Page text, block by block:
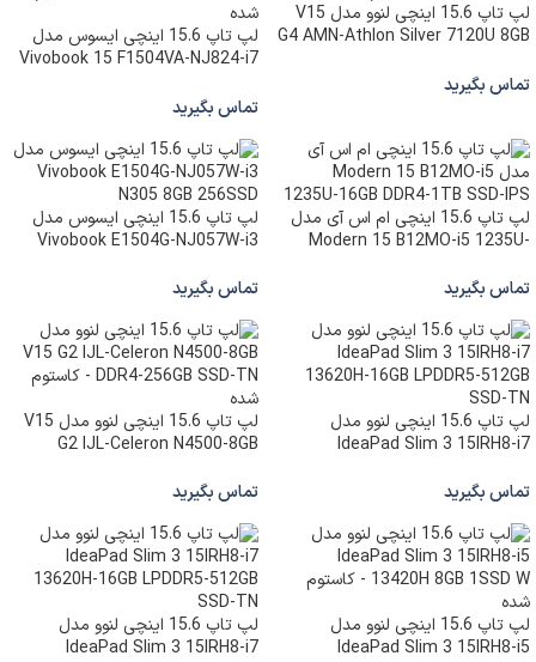
لپ تاپ 15.6 اینچی لنوو مدل V15
G4 AMN-Athlon Silver 7120U 8GB
تماس بگیرید
لپ تاپ 15.6 اینچی ایسوس مدل
Vivobook 15 F1504VA-NJ824-i7
شده
تماس بگیرید
لپ تاپ 15.6 اینچی ام اس آی مدل
Modern 15 B12MO-i5 1235U-
تماس بگیرید
لپ تاپ 15.6 اینچی ایسوس مدل
Vivobook E1504G-NJ057W-i3
تماس بگیرید
لپ تاپ 15.6 اینچی لنوو مدل
IdeaPad Slim 3 15IRH8-i7
SSD-TN
تماس بگیرید
لپ تاپ 15.6 اینچی لنوو مدل V15
G2 IJL-Celeron N4500-8GB
شده
تماس بگیرید
لپ تاپ 15.6 اینچی لنوو مدل
IdeaPad Slim 3 15IRH8-i5
لپ تاپ 15.6 اینچی لنوو مدل
IdeaPad Slim 3 15IRH8-i7